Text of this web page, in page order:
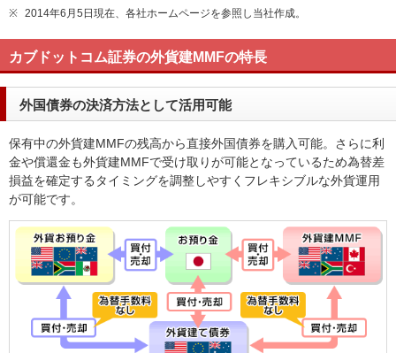
※ 2014年6月5日現在、各社ホームページを参照し当社作成。
カブドットコム証券の外貨建MMFの特長
外国債券の決済方法として活用可能
保有中の外貨建MMFの残高から直接外国債券を購入可能。さらに利
金や償還金も外貨建MMFで受け取りが可能となっているため為替差
損益を確定するタイミングを調整しやすくフレキシブルな外貨運用
が可能です。